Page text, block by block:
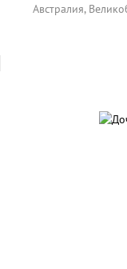
Австралия,